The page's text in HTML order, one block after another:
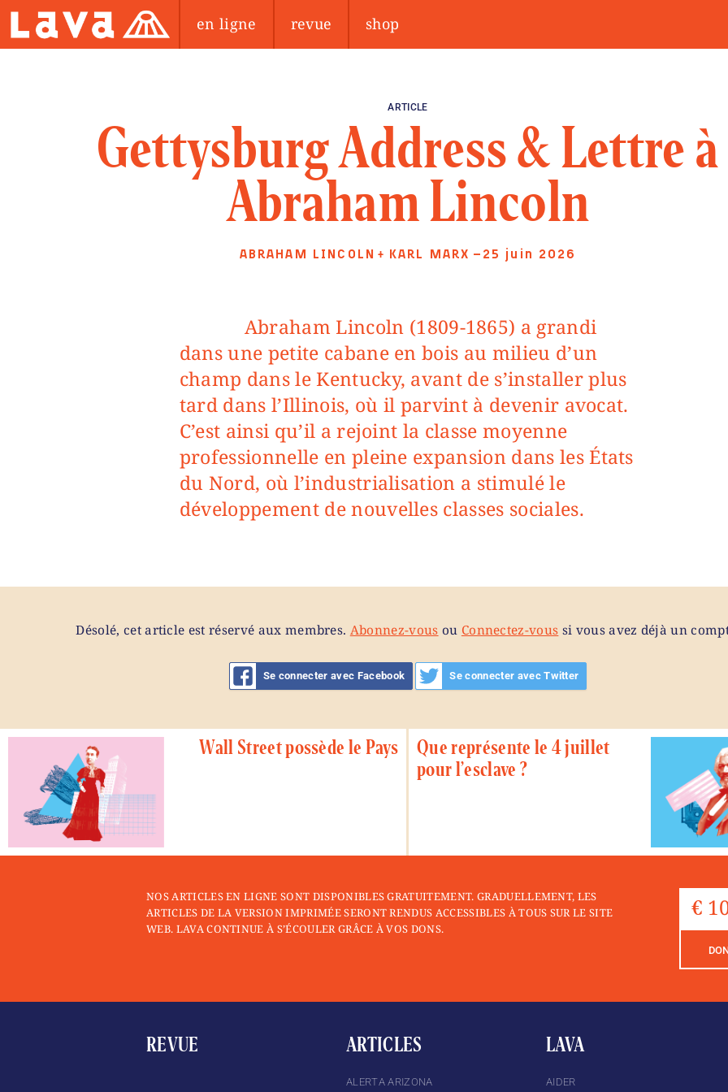
en ligne revue shop
ARTICLE
Gettysburg Address & Lettre à
Abraham Lincoln
ABRAHAM LINCOLN + KARL MARX —25 juin 2026
Abraham Lincoln (1809-1865) a grandi
dans une petite cabane en bois au milieu d’un
champ dans le Kentucky, avant de s’installer plus
tard dans l’Illinois, où il parvint à devenir avocat.
C’est ainsi qu’il a rejoint la classe moyenne
professionnelle en pleine expansion dans les États
du Nord, où l’industrialisation a stimulé le
développement de nouvelles classes sociales.
Désolé, cet article est réservé aux membres. Abonnez-vous ou Connectez-vous si vous avez déjà un
Se connecter avec Facebook Se connecter avec Twitter
Wall Street possède le Pays
Que représente le 4 juillet
pour l’esclave ?
NOS ARTICLES EN LIGNE SONT DISPONIBLES GRATUITEMENT. GRADUELLEMENT, LES
ARTICLES DE LA VERSION IMPRIMÉE SERONT RENDUS ACCESSIBLES À TOUS SUR LE SITE
WEB. LAVA CONTINUE À S’ÉCOULER GRÂCE À VOS DONS.
REVUE ARTICLES
ALERTA ARIZONA
LAVA
AIDER